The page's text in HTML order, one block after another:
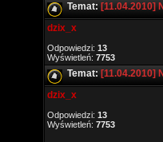
Temat: [11.04.2010]
dzix_x
Odpowiedzi: 13
Wyświetleń: 7753
Temat: [11.04.2010]
dzix_x
Odpowiedzi: 13
Wyświetleń: 7753